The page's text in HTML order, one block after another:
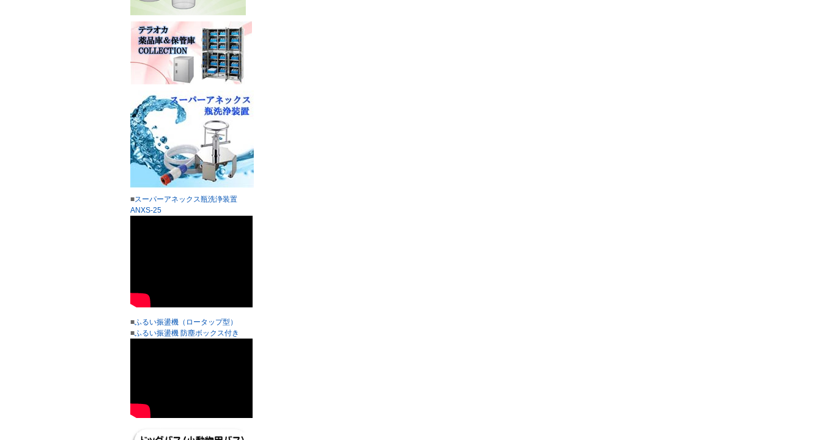
■スーパーアネックス瓶洗浄装置
ANXS-25
■ふるい振盪機（ロータップ型）
■ふるい振盪機 防塵ボックス付き